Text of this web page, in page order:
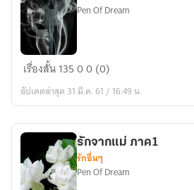
เจมส์
เงา
และ
เตือน
ภัย
Pen Of Dream
เรื่องสั้น13500 (0)
อัปเดตล่าสุด 31 มี.ค. 61 / 16:49 น.
รักจากแม่ ภาค1
รักอื่นๆ
Pen Of Dream